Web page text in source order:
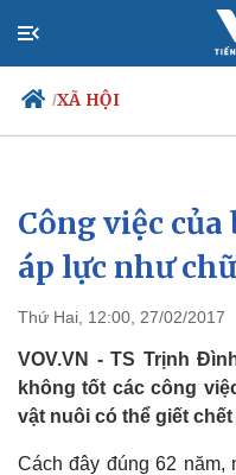
/XÃ HỘI
Chính trị
Đảng
Tổ chức nhân sự
Nhận diện sự thật
Công việc
áp lực như
Thứ Hai, 12:00, 27/02/2017
VOV.VN - TS Trịnh
không tốt các công
vật nuôi có thể giết
Cách đây đúng 62 năm,